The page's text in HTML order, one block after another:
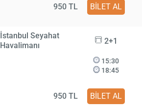
950 TL BİLET AL
İstanbul Seyahat
Havalimanı
2+1
15:30
18:45
950 TL BİLET AL